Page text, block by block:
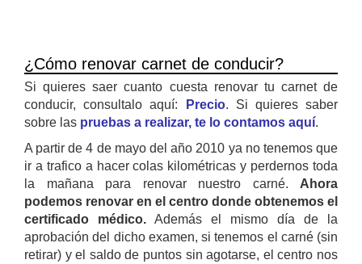
¿Cómo renovar carnet de conducir?
Si quieres saer cuanto cuesta renovar tu carnet de
conducir, consultalo aquí:
Precio. Si quieres saber
sobre las pruebas a realizar, te lo contamos aquí.
A partir de 4 de mayo del año 2010 ya no tenemos que
ir a trafico a hacer colas kilométricas y perdernos toda
la mañana para renovar nuestro carné. Ahora
podemos renovar en el centro donde obtenemos el
certificado médico. Además el mismo día de la
aprobación del dicho examen, si tenemos el carné (sin
retirar) y el saldo de puntos sin agotarse, el centro nos